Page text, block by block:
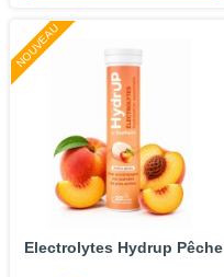
NOUVEAU
Electrolytes Hydrup Pêche